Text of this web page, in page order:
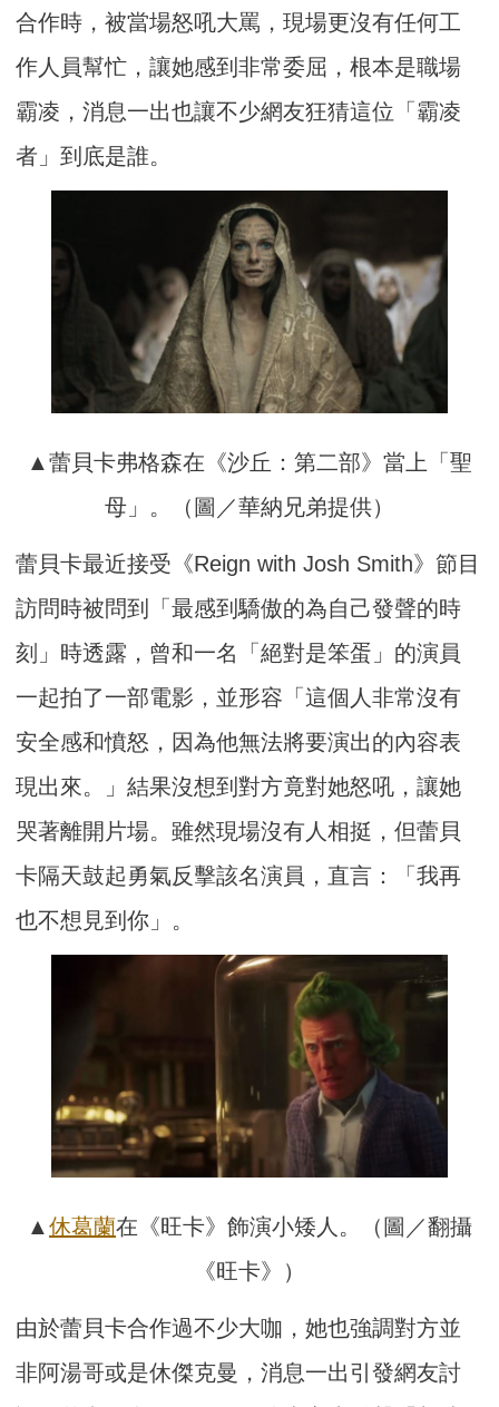
合作時，被當場怒吼大罵，現場更沒有任何工
作人員幫忙，讓她感到非常委屈，根本是職場
霸凌，消息一出也讓不少網友狂猜這位「霸凌
者」到底是誰。
▲蕾貝卡弗格森在《沙丘：第二部》當上「聖
母」。（圖／華納兄弟提供）
蕾貝卡最近接受《Reign with Josh Smith》節目
訪問時被問到「最感到驕傲的為自己發聲的時
刻」時透露，曾和一名「絕對是笨蛋」的演員
一起拍了一部電影，並形容「這個人非常沒有
安全感和憤怒，因為他無法將要演出的內容表
現出來。」結果沒想到對方竟對她怒吼，讓她
哭著離開片場。雖然現場沒有人相挺，但蕾貝
卡隔天鼓起勇氣反擊該名演員，直言：「我再
也不想見到你」。
▲ 休葛蘭在《旺卡》飾演小矮人。（圖／翻攝
《旺卡》）
由於蕾貝卡合作過不少大咖，她也強調對方並
非阿湯哥或是休傑克曼，消息一出引發網友討